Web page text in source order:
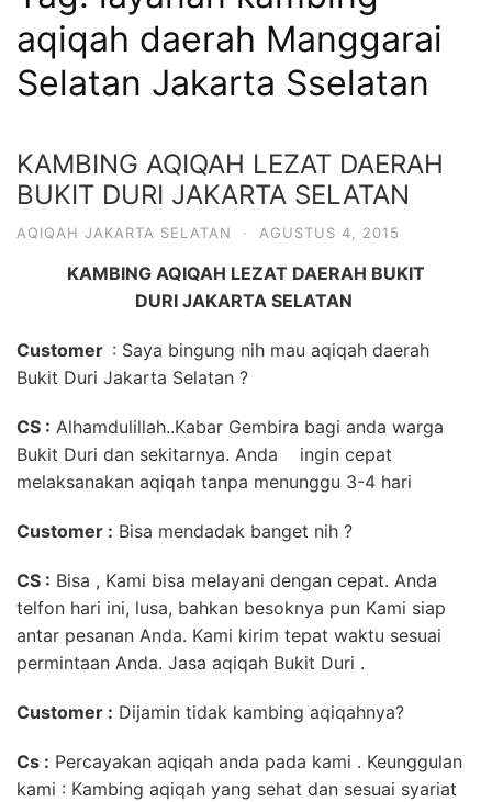
6713
aqiqah daerah Manggarai
Selatan Jakarta Sselatan
KAMBING AQIQAH LEZAT DAERAH
BUKIT DURI JAKARTA SELATAN
AQIQAH JAKARTA SELATAN · AGUSTUS 4, 2015
KAMBING AQIQAH LEZAT DAERAH BUKIT
DURI JAKARTA SELATAN
Customer : Saya bingung nih mau aqiqah daerah
Bukit Duri Jakarta Selatan ?
CS : Alhamdulillah..Kabar Gembira bagi anda warga
Bukit Duri dan sekitarnya. Anda ingin cepat
melaksanakan aqiqah tanpa menunggu 3-4 hari
Customer : Bisa mendadak banget nih ?
CS : Bisa , Kami bisa melayani dengan cepat. Anda
telfon hari ini, lusa, bahkan besoknya pun Kami siap
antar pesanan Anda. Kami kirim tepat waktu sesuai
permintaan Anda. Jasa aqiqah Bukit Duri .
Customer : Dijamin tidak kambing aqiqahnya?
Cs : Percayakan aqiqah anda pada kami . Keunggulan
kami : Kambing aqiqah yang sehat dan sesuai syariat